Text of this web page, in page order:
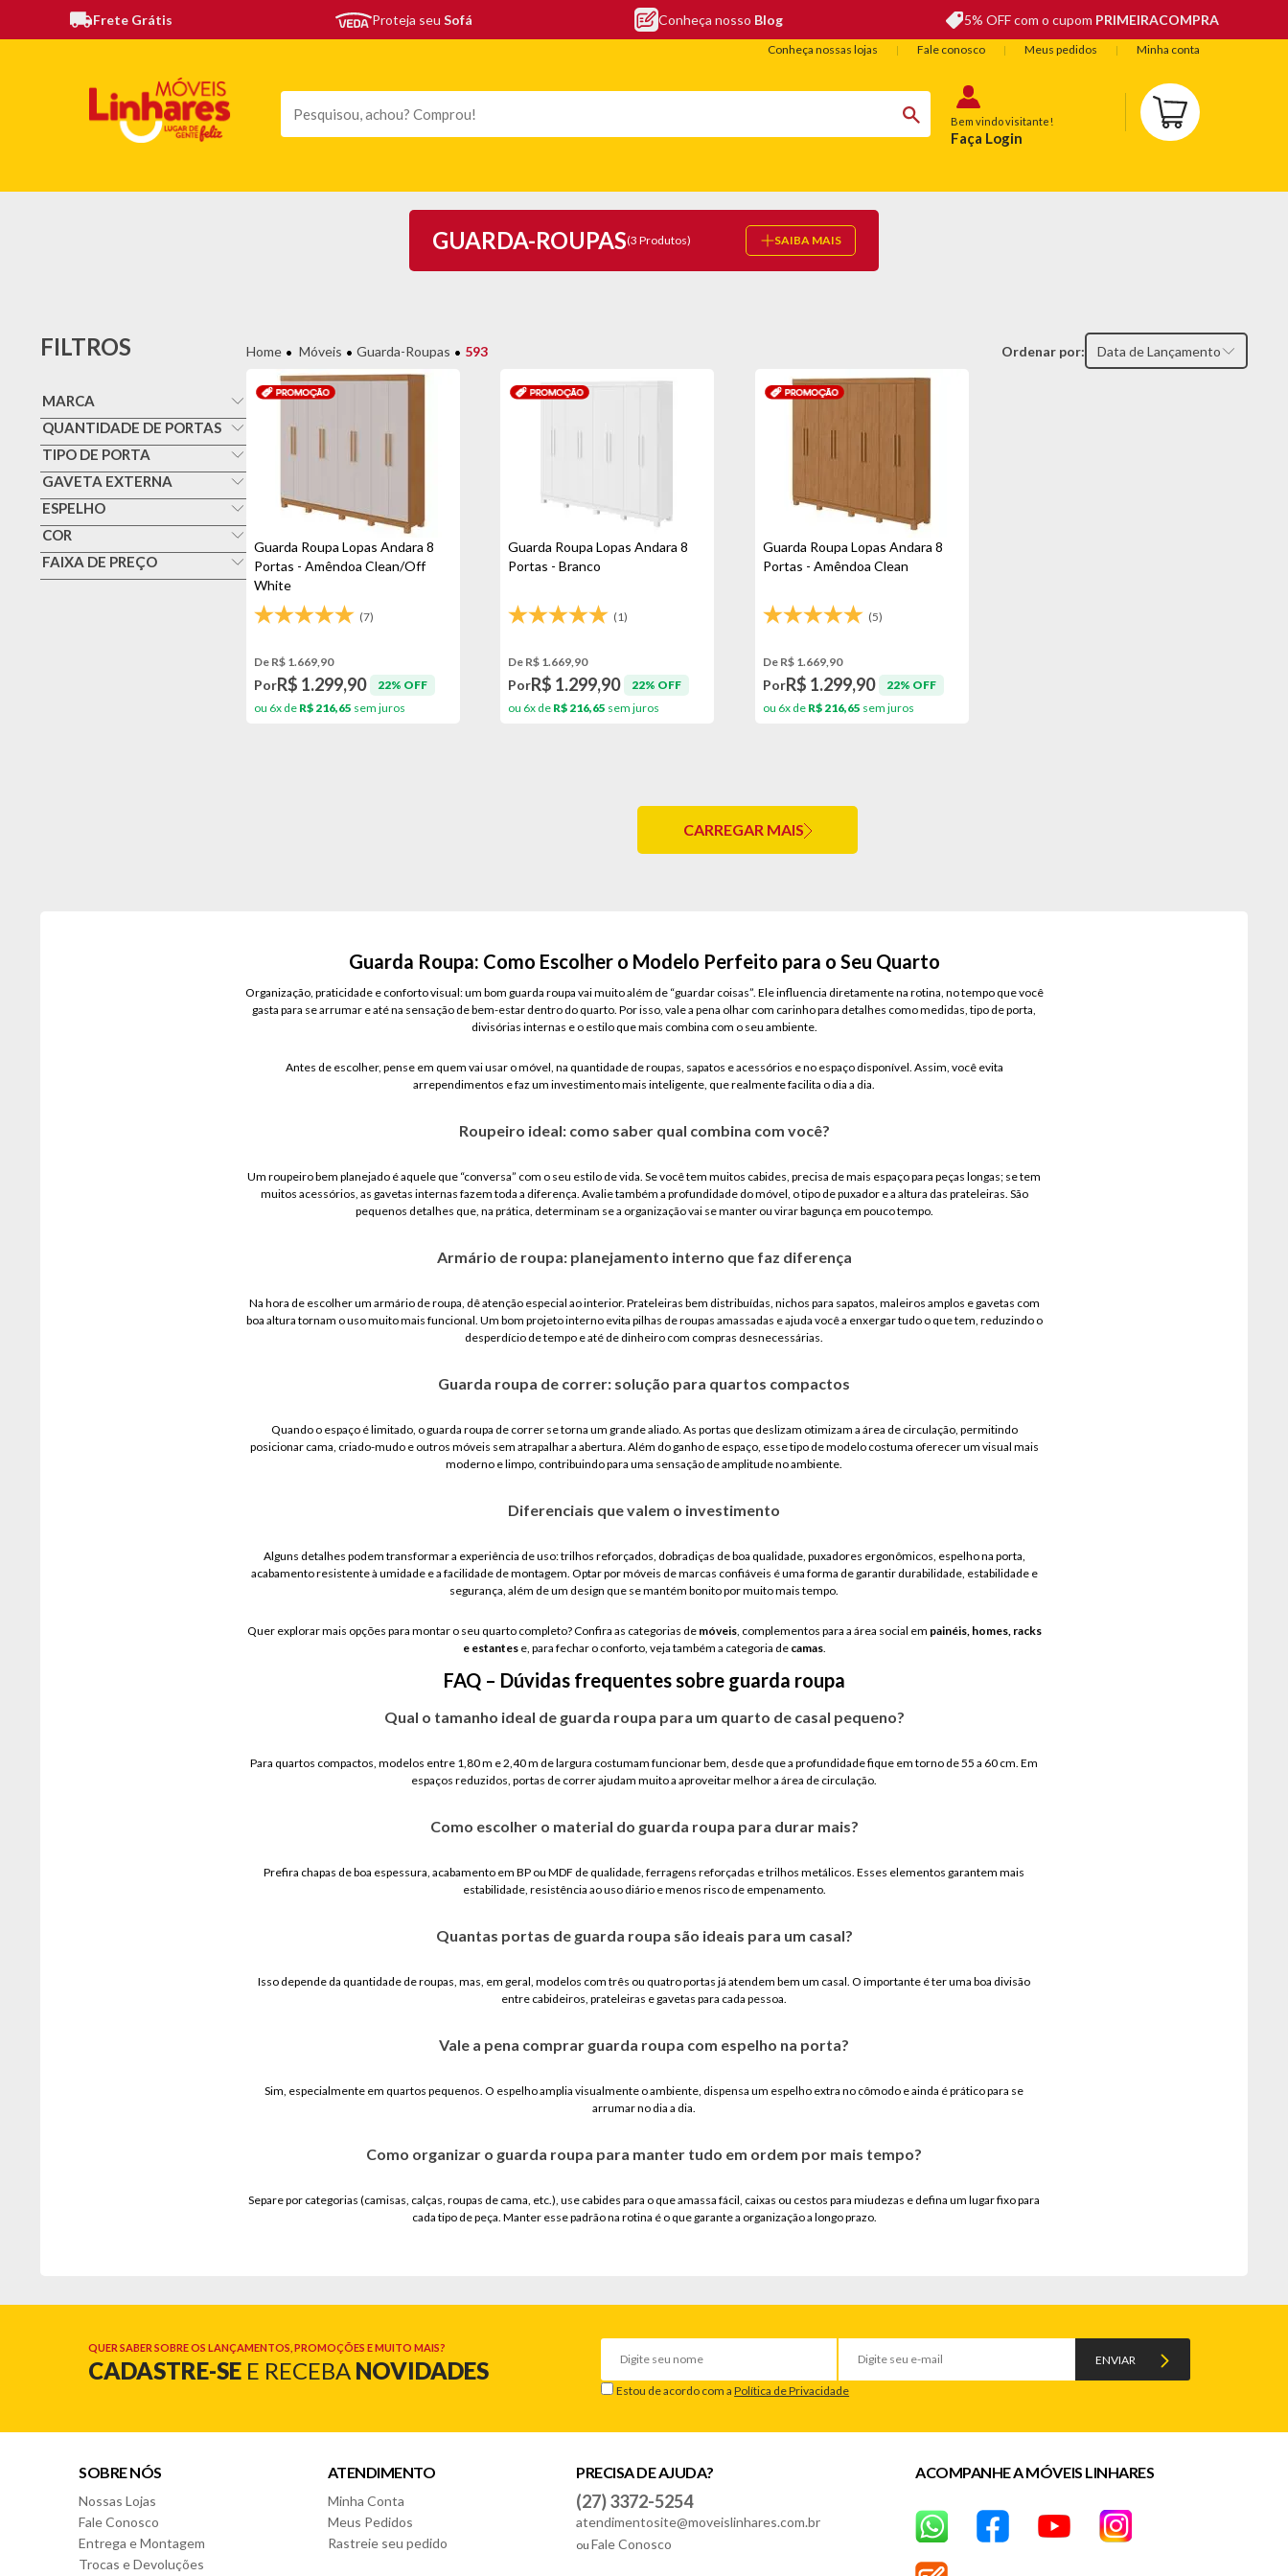
Frete Grátis Proteja seu Sofá Conheça nosso Blog 5% OFF com o cupom PRIMEIRACOMPRA
Conheça nossas lojas Fale conosco Meus pedidos Minha conta
Bem vindo visitante!
Faça Login
GUARDA-ROUPAS(3 Produtos) SAIBA MAIS
FILTROS
MARCA
Lopas
QUANTIDADE DE PORTAS
8 Portas
TIPO DE PORTA
Bater
GAVETA EXTERNA
Não
ESPELHO
Não
COR
Amêndoa Clean
FAIXA DE PREÇO
Móveis Guarda-Roupas 593 Ordenar por: Data de Lançamento
Guarda Roupa Lopas Andara 8
Portas - Amêndoa Clean/Off
White
(7)
De R$ 1.669,90
PorR$ 1.299,90
22% OFF
ou 6x de R$ 216,65 sem juros
Guarda Roupa Lopas Andara 8
Portas - Branco
(1)
De R$ 1.669,90
PorR$ 1.299,90
22% OFF
ou 6x de R$ 216,65 sem juros
Guarda Roupa Lopas Andara 8
Portas - Amêndoa Clean
(5)
De R$ 1.669,90
PorR$ 1.299,90
22% OFF
ou 6x de R$ 216,65 sem juros
CARREGAR MAIS
Guarda Roupa: Como Escolher o Modelo Perfeito para o Seu Quarto
Organização, praticidade e conforto visual: um bom guarda roupa vai muito além de “guardar coisas”. Ele influencia diretamente na rotina, no tempo que você
gasta para se arrumar e até na sensação de bem-estar dentro do quarto. Por isso, vale a pena olhar com carinho para detalhes como medidas, tipo de porta,
divisórias internas e o estilo que mais combina com o seu ambiente.
Antes de escolher, pense em quem vai usar o móvel, na quantidade de roupas, sapatos e acessórios e no espaço disponível. Assim, você evita
arrependimentos e faz um investimento mais inteligente, que realmente facilita o dia a dia.
Roupeiro ideal: como saber qual combina com você?
Um roupeiro bem planejado é aquele que “conversa” com o seu estilo de vida. Se você tem muitos cabides, precisa de mais espaço para peças longas; se tem
muitos acessórios, as gavetas internas fazem toda a diferença. Avalie também a profundidade do móvel, o tipo de puxador e a altura das prateleiras. São
pequenos detalhes que, na prática, determinam se a organização vai se manter ou virar bagunça em pouco tempo.
Armário de roupa: planejamento interno que faz diferença
Na hora de escolher um armário de roupa, dê atenção especial ao interior. Prateleiras bem distribuídas, nichos para sapatos, maleiros amplos e gavetas com
boa altura tornam o uso muito mais funcional. Um bom projeto interno evita pilhas de roupas amassadas e ajuda você a enxergar tudo o que tem, reduzindo o
desperdício de tempo e até de dinheiro com compras desnecessárias.
Guarda roupa de correr: solução para quartos compactos
Quando o espaço é limitado, o guarda roupa de correr se torna um grande aliado. As portas que deslizam otimizam a área de circulação, permitindo
posicionar cama, criado-mudo e outros móveis sem atrapalhar a abertura. Além do ganho de espaço, esse tipo de modelo costuma oferecer um visual mais
moderno e limpo, contribuindo para uma sensação de amplitude no ambiente.
Diferenciais que valem o investimento
Alguns detalhes podem transformar a experiência de uso: trilhos reforçados, dobradiças de boa qualidade, puxadores ergonômicos, espelho na porta,
acabamento resistente à umidade e a facilidade de montagem. Optar por móveis de marcas confiáveis é uma forma de garantir durabilidade, estabilidade e
segurança, além de um design que se mantém bonito por muito mais tempo.
Quer explorar mais opções para montar o seu quarto completo? Confira as categorias de móveis, complementos para a área social em painéis, homes, racks
e estantese, para fechar o conforto, veja também a categoria de camas.
FAQ – Dúvidas frequentes sobre guarda roupa
Qual o tamanho ideal de guarda roupa para um quarto de casal pequeno?
Para quartos compactos, modelos entre 1,80 m e 2,40 m de largura costumam funcionar bem, desde que a profundidade fique em torno de 55 a 60 cm. Em
espaços reduzidos, portas de correr ajudam muito a aproveitar melhor a área de circulação.
Como escolher o material do guarda roupa para durar mais?
Prefira chapas de boa espessura, acabamento em BP ou MDF de qualidade, ferragens reforçadas e trilhos metálicos. Esses elementos garantem mais
estabilidade, resistência ao uso diário e menos risco de empenamento.
Quantas portas de guarda roupa são ideais para um casal?
Isso depende da quantidade de roupas, mas, em geral, modelos com três ou quatro portas já atendem bem um casal. O importante é ter uma boa divisão
entre cabideiros, prateleiras e gavetas para cada pessoa.
Vale a pena comprar guarda roupa com espelho na porta?
Sim, especialmente em quartos pequenos. O espelho amplia visualmente o ambiente, dispensa um espelho extra no cômodo e ainda é prático para se
arrumar no dia a dia.
Como organizar o guarda roupa para manter tudo em ordem por mais tempo?
Separe por categorias (camisas, calças, roupas de cama, etc.), use cabides para o que amassa fácil, caixas ou cestos para miudezas e defina um lugar fixo para
cada tipo de peça. Manter esse padrão na rotina é o que garante a organização a longo prazo.
QUER SABER SOBRE OS LANÇAMENTOS, PROMOÇÕES E MUITO MAIS?
CADASTRE-SE E RECEBA NOVIDADES ENVIAR
Estou de acordo com aPolítica de Privacidade
SOBRE NÓS
Nossas Lojas
Fale Conosco
Entrega e Montagem
Trocas e Devoluções
ATENDIMENTO
Minha Conta
Meus Pedidos
Rastreie seu pedido
PRECISA DE AJUDA?
(27) 3372-5254
atendimentosite@moveislinhares.com.br
ou Fale Conosco
ACOMPANHE A MÓVEIS LINHARES